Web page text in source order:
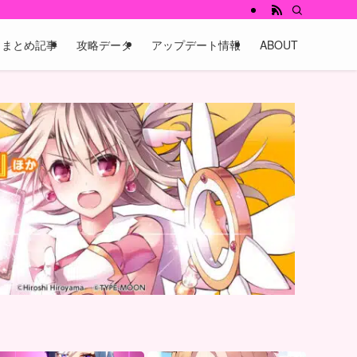
まとめ記事 攻略データ アップデート情報 ABOUT